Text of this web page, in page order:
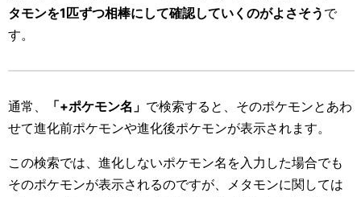
タモンを1匹ずつ相棒にして確認していくのがよさそう で
す。
通常、 「+ポケモン名」 で検索すると、そのポケモンとあわ
せて進化前ポケモンや進化後ポケモンが表示されます。
この検索では、進化しないポケモン名を入力した場合でも
そのポケモンが表示されるのですが、メタモンに関しては